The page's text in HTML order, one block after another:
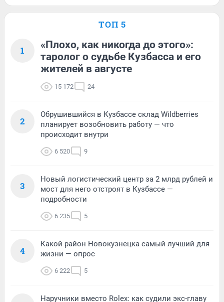
ТОП 5
1
«Плохо, как никогда до этого»:
таролог о судьбе Кузбасса и его
жителей в августе
15 172 24
2
Обрушившийся в Кузбассе склад Wildberries
планирует возобновить работу — что
происходит внутри
6 520 9
3
Новый логистический центр за 2 млрд рублей и
мост для него отстроят в Кузбассе —
подробности
6 235 5
4
Какой район Новокузнецка самый лучший для
жизни — опрос
6 222 5
Наручники вместо Rolex: как судили экс-главу